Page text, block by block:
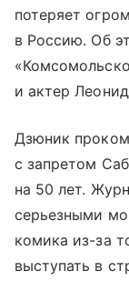
потеряет
в Россию. Об
и актер
Дзюник
с запретом
на 50 лет.
серьезными
комика из-за
выступать в